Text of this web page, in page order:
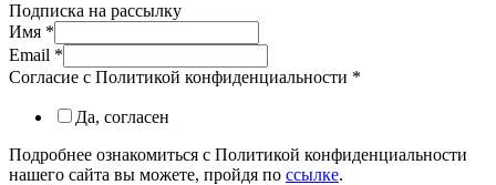
Подписка на рассылку
Имя *
Email *
Согласие с Политикой конфиденциальности *
Да, согласен
Подробнее ознакомиться с Политикой конфиденциальности
нашего сайта вы можете, пройдя по ссылке.